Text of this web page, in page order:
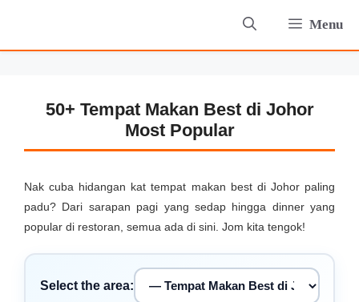
content
Menu
50+ Tempat Makan Best di Johor
Most Popular
Nak cuba hidangan kat tempat makan best di Johor paling
padu? Dari sarapan pagi yang sedap hingga dinner yang
popular di restoran, semua ada di sini. Jom kita tengok!
Select the area: